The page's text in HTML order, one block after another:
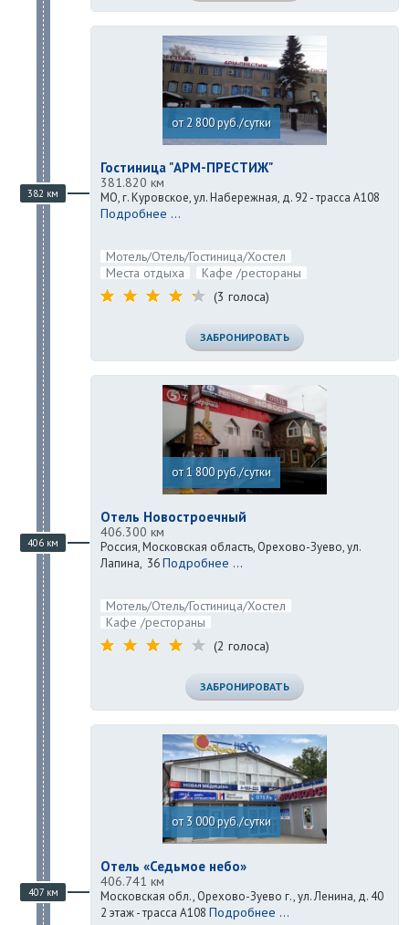
382 км
от 2 800 руб./сутки
Гостиница "АРМ-ПРЕСТИЖ"
381.820 км
МО, г. Куровское, ул. Набережная, д. 92 - трасса А108
Подробнее ...
Мотель/Отель/Гостиница/Хостел
Места отдыха
Кафе /рестораны
(3 голоса)
ЗАБРОНИРОВАТЬ
406 км
от 1 800 руб./сутки
Отель Новостроечный
406.300 км
Россия, Московская область, Орехово-Зуево, ул.
Лапина, 36Подробнее ...
Мотель/Отель/Гостиница/Хостел
Кафе /рестораны
(2 голоса)
ЗАБРОНИРОВАТЬ
407 км
от 3 000 руб./сутки
Отель «Седьмое небо»
406.741 км
Московская обл., Орехово-Зуево г., ул. Ленина, д. 40
2 этаж - трасса А108 Подробнее ...